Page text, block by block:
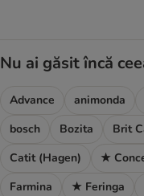
Nu ai găsit încă
Advance animonda
bosch
Bozita Brit
Catit (Hagen)
★
Farmina
★ Feringa